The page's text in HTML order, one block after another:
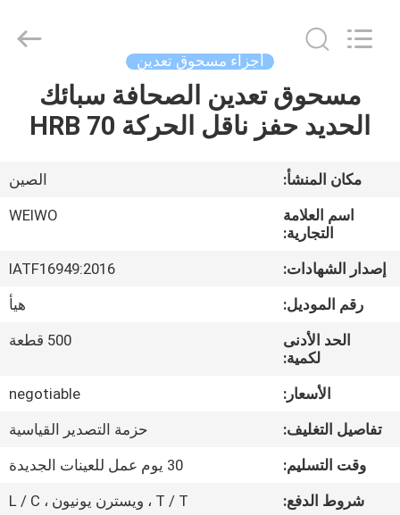
الصفحة
الرئيسية
منتجات
معلومات
عنا
جولة
المعمل
مراقبة
الجودة
Electromechanical
Co.,Ltd..
أجزاء مسحوق تعدين
مسحوق تعدين الصحافة سبائك
الحديد حفز ناقل الحركة HRB 70
مكان المنشأ:
الصين
اسم العلامة
التجارية:
WEIWO
إصدار الشهادات:
IATF16949:2016
رقم الموديل:
هيأ
الحد الأدنى
لكمية:
500 قطعة
الأسعار:
negotiable
تفاصيل التغليف:
حزمة التصدير القياسية
وقت التسليم:
30 يوم عمل للعينات الجديدة
شروط الدفع:
T / T ، ويسترن يونيون ، L / C